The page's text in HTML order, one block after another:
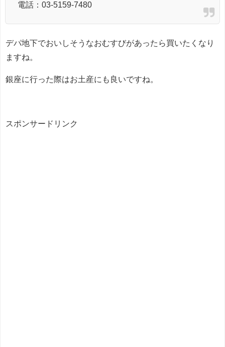
電話：03-5159-7480
デパ地下でおいしそうなおむすびがあったら買いたくなり
ますね。
銀座に行った際はお土産にも良いですね。
スポンサードリンク